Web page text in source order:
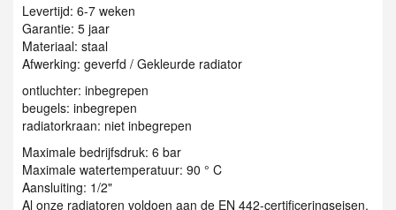
Levertijd: 6-7 weken
Garantie: 5 jaar
Materiaal: staal
Afwerking: geverfd / Gekleurde radiator
ontluchter: inbegrepen
beugels: inbegrepen
radiatorkraan: niet inbegrepen
Maximale bedrijfsdruk: 6 bar
Maximale watertemperatuur: 90 ° C
Aansluiting: 1/2"
Al onze radiatoren voldoen aan de EN 442-certificeringseisen.